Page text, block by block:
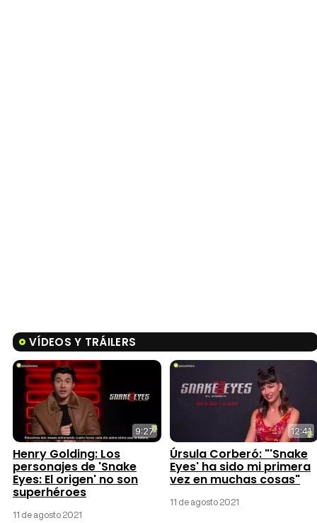
VÍDEOS Y TRÁILERS
9:27
Henry Golding: Los
personajes de 'Snake
Eyes: El origen' no son
superhéroes
11 de agosto 2021
12:41
Úrsula Corberó: "'Snake
Eyes' ha sido mi primera
vez en muchas cosas"
11 de agosto 2021